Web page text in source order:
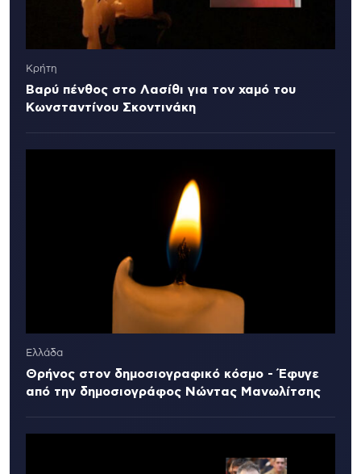
Κρήτη
Βαρύ πένθος στο Λασίθι για τον χαμό του
Κωνσταντίνου Σκοντινάκη
Ελλάδα
Θρήνος στον δημοσιογραφικό κόσμο - Έφυγε
από την δημοσιογράφος Νώντας Μανωλίτσης